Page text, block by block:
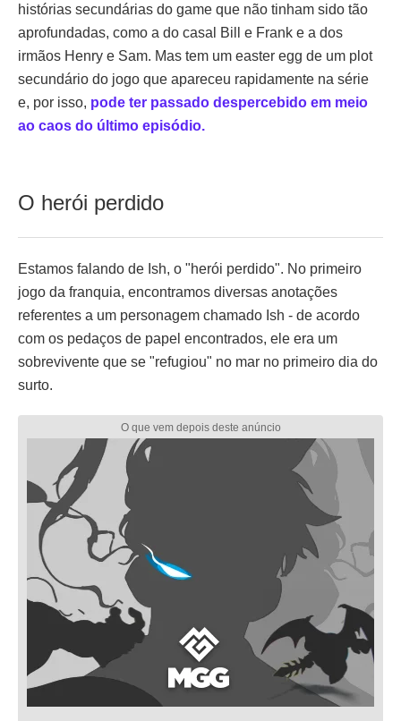
histórias secundárias do game que não tinham sido tão
aprofundadas, como a do casal Bill e Frank e a dos
irmãos Henry e Sam. Mas tem um easter egg de um plot
secundário do jogo que apareceu rapidamente na série
e, por isso, pode ter passado despercebido em meio
ao caos do último episódio.
O herói perdido
Estamos falando de Ish, o "herói perdido". No primeiro
jogo da franquia, encontramos diversas anotações
referentes a um personagem chamado Ish - de acordo
com os pedaços de papel encontrados, ele era um
sobrevivente que se "refugiou" no mar no primeiro dia do
surto.